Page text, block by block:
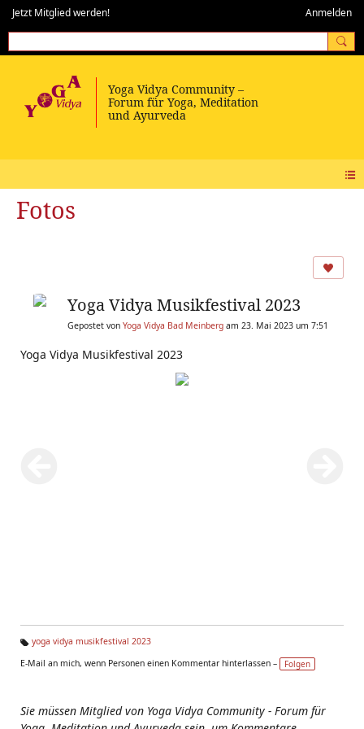
Jetzt Mitglied werden! Anmelden
Fotos
Yoga Vidya Musikfestival 2023
Gepostet von Yoga Vidya Bad Meinberg am 23. Mai 2023 um 7:51
Yoga Vidya Musikfestival 2023
g
yoga vidya musikfestival 2023
E-Mail an mich, wenn Personen einen Kommentar hinterlassen –
Folgen
Sie müssen Mitglied von Yoga Vidya Community - Forum für